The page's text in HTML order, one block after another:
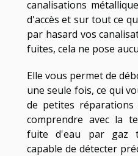
canalisations
d'accès et sur tout ce
par hasard vos
fuites, cela ne pose
Elle vous permet de
une seule fois, ce qui
de petites
comprendre avec la
fuite d'eau par gaz
capable de détecter